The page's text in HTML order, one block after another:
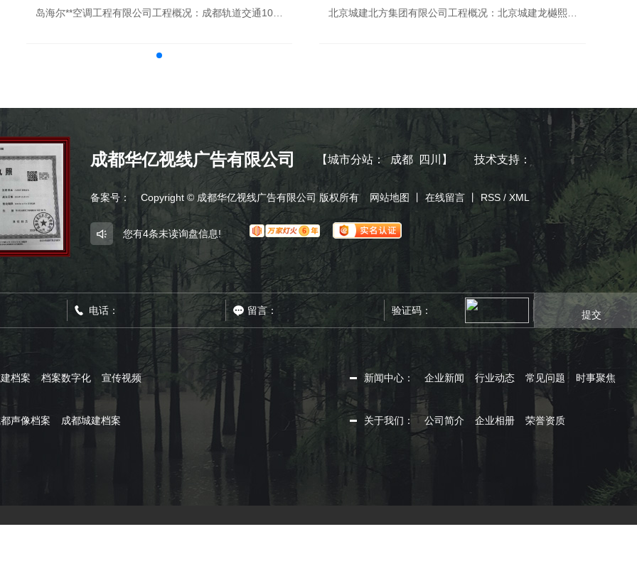
岛海尔**空调工程有限公司工程概况：成都轨道交通10号
止于新津县南河站，线路全长27.250km，...
北京城建北方集团有限公司工程概况：北京城建龙樾熙城
成都华亿视线广告有限公司 【城市分站 ：成都 四川 】 技术支持：
备案号： Copyright © 成都华亿视线广告有限公司 版权所有 网站地图 在线留言 RSS / XML
您有4条未读询盘信息!
提交
档案 档案数字化 宣传视频 新闻中心： 企业新闻 行业动态 常见问题 时事聚焦
声像档案 成都城建档案 关于我们： 公司简介 企业相册 荣誉资质